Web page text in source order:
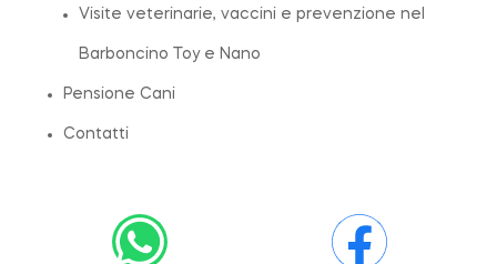
Visite veterinarie, vaccini e prevenzione nel
Barboncino Toy e Nano
Pensione Cani
Contatti